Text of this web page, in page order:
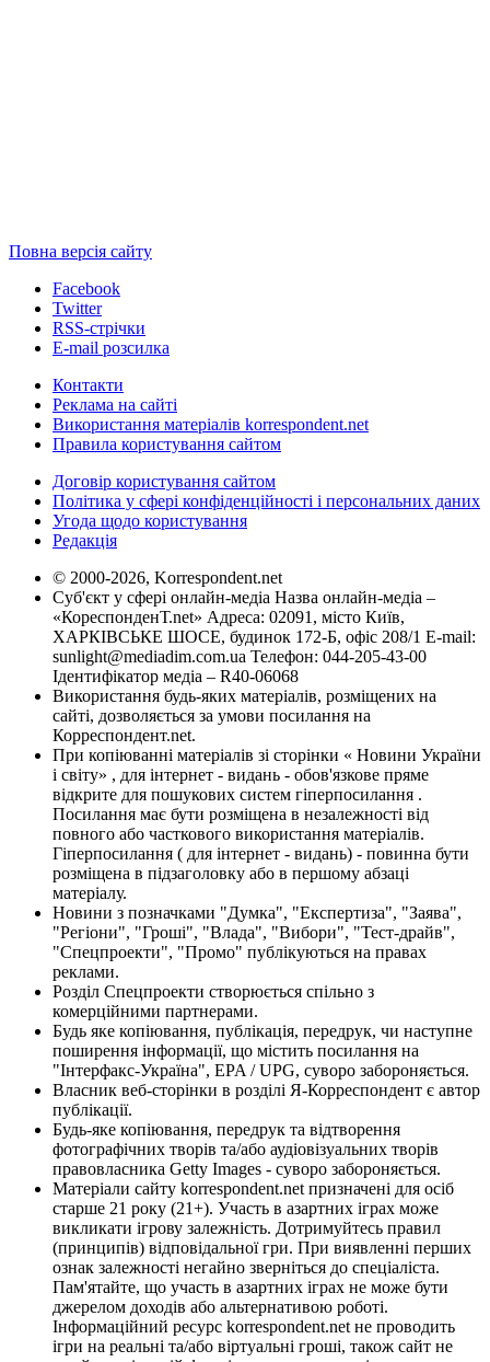
Повна версія сайту
Facebook
Twitter
RSS-стрічки
E-mail розсилка
Контакти
Реклама на сайті
Використання матеріалів korrespondent.net
Правила користування сайтом
Договір користування сайтом
Політика у сфері конфіденційності і персональних даних
Угода щодо користування
Редакція
© 2000-2026, Korrespondent.net
Суб'єкт у сфері онлайн-медіа Назва онлайн-медіа –
«КореспонденТ.net» Адреса: 02091, місто Київ,
ХАРКІВСЬКЕ ШОСЕ, будинок 172-Б, офіс 208/1 E-mail:
sunlight@mediadim.com.ua Телефон: 044-205-43-00
Ідентифікатор медіа – R40-06068
Використання будь-яких матеріалів, розміщених на
сайті, дозволяється за умови посилання на
Корреспондент.net.
При копіюванні матеріалів зі сторінки « Новини України
і світу» , для інтернет - видань - обов'язкове пряме
відкрите для пошукових систем гіперпосилання .
Посилання має бути розміщена в незалежності від
повного або часткового використання матеріалів.
Гіперпосилання ( для інтернет - видань) - повинна бути
розміщена в підзаголовку або в першому абзаці
матеріалу.
Новини з позначками "Думка", "Експертиза", "Заява",
"Регіони", "Гроші", "Влада", "Вибори", "Тест-драйв",
"Спецпроекти", "Промо" публікуються на правах
реклами.
Розділ Спецпроекти створюється спільно з
комерційними партнерами.
Будь яке копіювання, публікація, передрук, чи наступне
поширення інформації, що містить посилання на
"Інтерфакс-Україна", EPA / UPG, суворо забороняється.
Власник веб-сторінки в розділі Я-Корреспондент є автор
публікації.
Будь-яке копіювання, передрук та відтворення
фотографічних творів та/або аудіовізуальних творів
правовласника Getty Images - суворо забороняється.
Матеріали сайту korrespondent.net призначені для осіб
старше 21 року (21+). Участь в азартних іграх може
викликати ігрову залежність. Дотримуйтесь правил
(принципів) відповідальної гри. При виявленні перших
ознак залежності негайно зверніться до спеціаліста.
Пам'ятайте, що участь в азартних іграх не може бути
джерелом доходів або альтернативою роботі.
Інформаційний ресурс korrespondent.net не проводить
ігри на реальні та/або віртуальні гроші, також сайт не